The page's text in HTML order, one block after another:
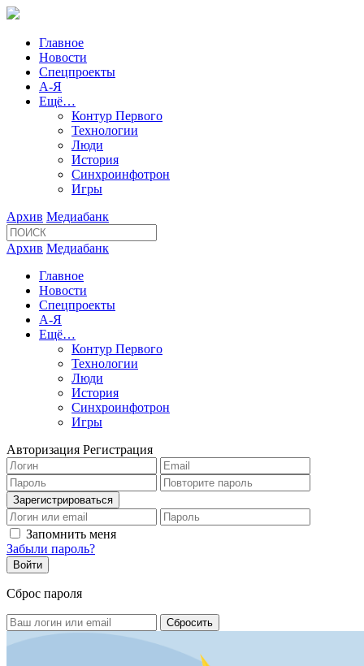
Главное
Новости
Спецпроекты
А-Я
Ещё…
Контур Первого
Технологии
Люди
История
Синхроинфотрон
Игры
Архив Медиабанк
Архив Медиабанк
Главное
Новости
Спецпроекты
А-Я
Ещё…
Контур Первого
Технологии
Люди
История
Синхроинфотрон
Игры
Авторизация Регистрация
Запомнить меня
Забыли пароль?
Сброс пароля